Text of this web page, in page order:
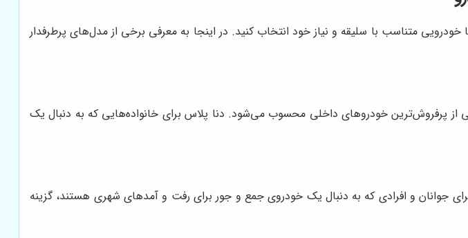
متناسب با سلیقه و نیاز خود انتخاب کنید. در اینجا به معرفی برخی از مدل‌های پرطرفدار
از پرفروش‌ترین خودروهای داخلی محسوب می‌شود. دنا پلاس برای خانواده‌هایی که به دنبال یک
و افرادی که به دنبال یک خودروی جمع و جور برای رفت و آمدهای شهری هستند، گزینه